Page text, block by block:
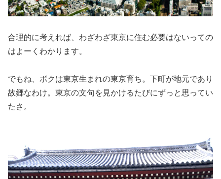
合理的に考えれば、わざわざ東京に住む必要はないっての
はよーくわかります。
でもね、ボクは東京生まれの東京育ち。下町が地元であり
故郷なわけ。東京の文句を見かけるたびにずっと思ってい
たさ。